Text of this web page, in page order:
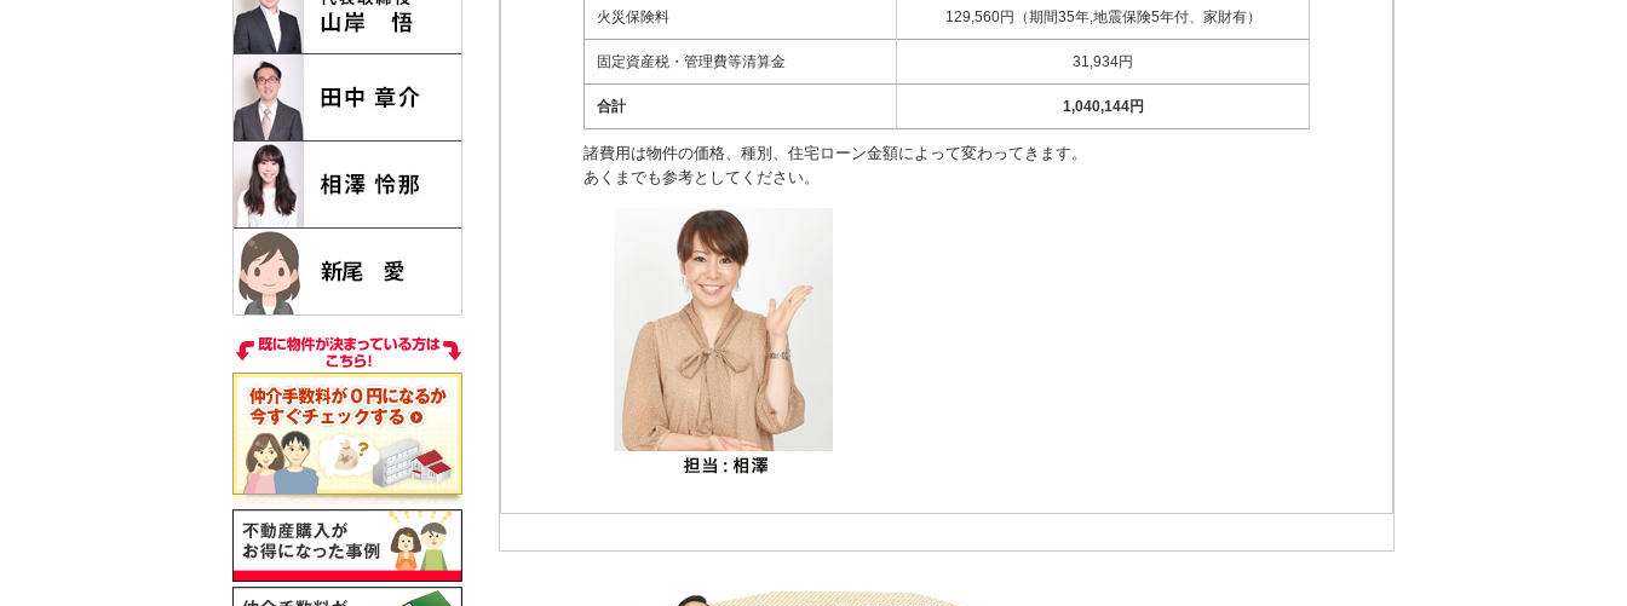
火災保険料 129,560円（期間35年,地震保険5年付、家財有）
固定資産税・管理費等清算金 31,934円
合計 1,040,144円
諸費用は物件の価格、種別、住宅ローン金額によって変わってきます。
あくまでも参考としてください。